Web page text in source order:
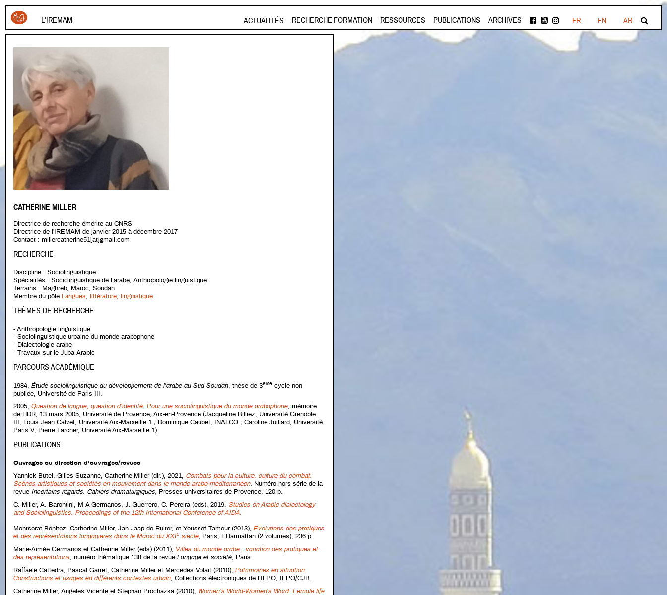
Aller au contenu principal
L'IREMAM ACTUALITÉS RECHERCHE FORMATION RESSOURCES PUBLICATIONS ARCHIVES FR EN AR
CATHERINE MILLER
Directrice de recherche émérite au CNRS
Directrice de l'IREMAM de janvier 2015 à décembre 2017
Contact : millercatherine51[at]gmail.com
RECHERCHE
Discipline : Sociolinguistique
Spécialités : Sociolinguistique de l’arabe, Anthropologie linguistique
Terrains : Maghreb, Maroc, Soudan
Membre du pôle Langues, littérature, linguistique
THÈMES DE RECHERCHE
- Anthropologie linguistique
- Sociolinguistique urbaine du monde arabophone
- Dialectologie arabe
- Travaux sur le Juba-Arabic
PARCOURS ACADÉMIQUE
1984, Étude sociolinguistique du développement de l’arabe au Sud Soudan, thèse de 3ème cycle non
publiée, Université de Paris III.
2005, Question de langue, question d’identité. Pour une sociolinguistique du monde arabophone, mémoire
de HDR, 13 mars 2005, Université de Provence, Aix-en-Provence (Jacqueline Billiez, Université Grenoble
III, Louis Jean Calvet, Université Aix-Marseille 1 ; Dominique Caubet, INALCO ; Caroline Juillard, Université
Paris V, Pierre Larcher, Université Aix-Marseille 1).
PUBLICATIONS
Ouvrages ou direction d’ouvrages/revues
Yannick Butel, Gilles Suzanne, Catherine Miller (dir.), 2021, Combats pour la culture, culture du combat.
Scènes artistiques et sociétés en mouvement dans le monde arabo-méditerranéen. Numéro hors-série de la
revue Incertains regards. Cahiers dramaturgiques, Presses universitaires de Provence, 120 p.
C. Miller, A. Barontini, M-A Germanos, J. Guerrero, C. Pereira (eds), 2019, Studies on Arabic dialectology
and Sociolinguistics. Proceedings of the 12th International Conference of AIDA.
Montserat Bénitez, Catherine Miller, Jan Jaap de Ruiter, et Youssef Tameur (2013), Evolutions des pratiques
et des représentations langagières dans le Maroc du XXIe siècle, Paris, L’Harmattan (2 volumes), 236 p.
Marie-Aimée Germanos et Catherine Miller (eds) (2011), Villes du monde arabe : variation des pratiques et
des représentations, numéro thématique 138 de la revue Langage et société, Paris.
Raffaele Cattedra, Pascal Garret, Catherine Miller et Mercedes Volait (2010), Patrimoines en situation.
Constructions et usages en différents contextes urbain, Collections électroniques de l’IFPO, IFPO/CJB.
Catherine Miller, Angeles Vicente et Stephan Prochazka (2010), Women’s World-Women’s Word: Female life